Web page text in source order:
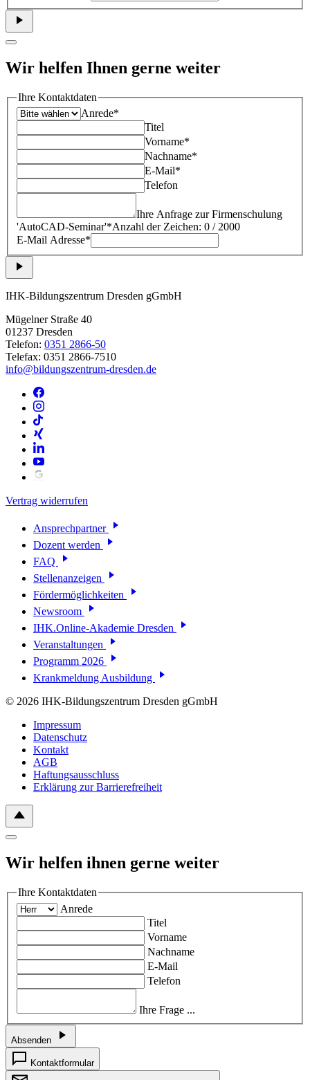
Wir helfen Ihnen gerne weiter
Ihre Kontaktdaten
Anrede*
Titel
Vorname*
Nachname*
E-Mail*
Telefon
Ihre Anfrage zur Firmenschulung
'AutoCAD-Seminar'*Anzahl der Zeichen: 0 / 2000
E-Mail Adresse*
IHK-Bildungszentrum Dresden gGmbH
Mügelner Straße 40
01237 Dresden
Telefon: 0351 2866-50
Telefax: 0351 2866-7510
info@bildungszentrum-dresden.de
Vertrag widerrufen
Ansprechpartner
Dozent werden
FAQ
Stellenanzeigen
Fördermöglichkeiten
Newsroom
IHK.Online-Akademie Dresden
Veranstaltungen
Programm 2026
Krankmeldung Ausbildung
© 2026 IHK-Bildungszentrum Dresden gGmbH
Impressum
Datenschutz
Kontakt
AGB
Haftungsausschluss
Erklärung zur Barrierefreiheit
Wir helfen ihnen gerne weiter
Ihre Kontaktdaten
Anrede
Titel
Vorname
Nachname
E-Mail
Telefon
Ihre Frage ...
Absenden
Kontaktformular